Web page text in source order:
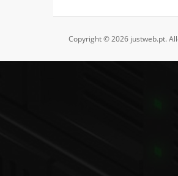
Copyright © 2026 justweb.pt.